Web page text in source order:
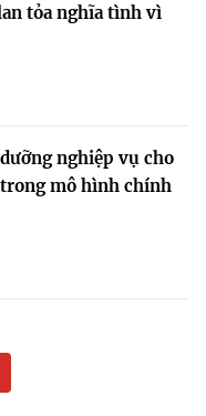
tỏa nghĩa tình vì
nghiệp vụ cho
trong mô hình chính